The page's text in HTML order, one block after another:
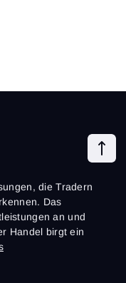
die Tradern
Das
an und
Handel birgt ein